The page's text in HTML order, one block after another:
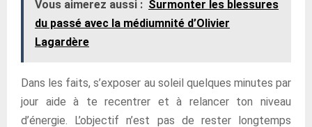
Vous aimerez aussi : Surmonter les blessures
du passé avec la médiumnité d’Olivier
Lagardère
Dans les faits, s’exposer au soleil quelques minutes par
jour aide à te recentrer et à relancer ton niveau
d’énergie. L’objectif n’est pas de rester longtemps